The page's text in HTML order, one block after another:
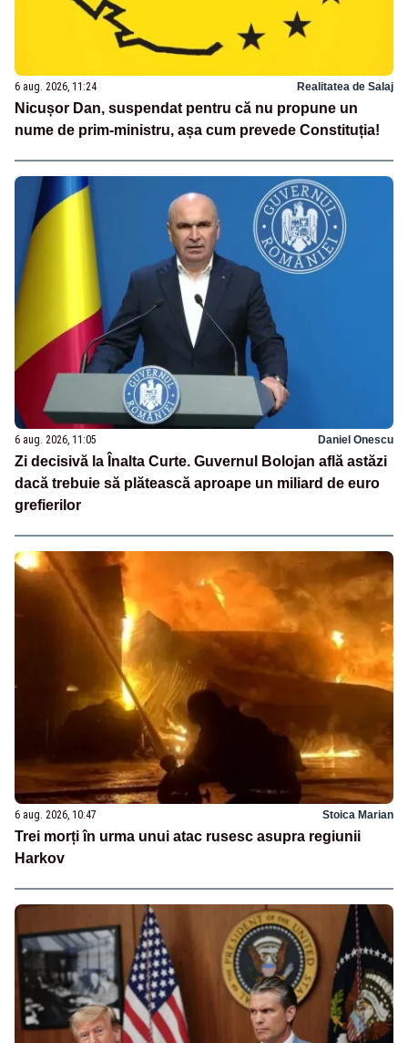
6 aug. 2026, 11:24 Realitatea de Salaj
Nicușor Dan, suspendat pentru că nu propune un
nume de prim-ministru, așa cum prevede Constituția!
6 aug. 2026, 11:05 Daniel Onescu
Zi decisivă la Înalta Curte. Guvernul Bolojan află astăzi
dacă trebuie să plătească aproape un miliard de euro
grefierilor
6 aug. 2026, 10:47 Stoica Marian
Trei morți în urma unui atac rusesc asupra regiunii
Harkov